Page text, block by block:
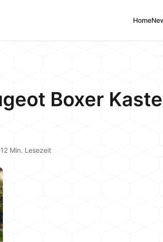
Home
Boxer
12 Min. Lesezeit